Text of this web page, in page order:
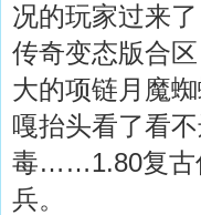
况的玩家过来
传奇变态版合
大的项链月魔
嘎抬头看了看
毒……1.80复古
兵。